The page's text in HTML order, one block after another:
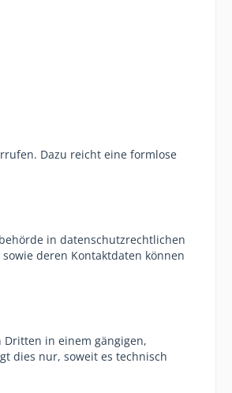
Dazu reicht eine formlose
in datenschutzrechtlichen
deren Kontaktdaten können
in einem gängigen,
dies nur, soweit es technisch